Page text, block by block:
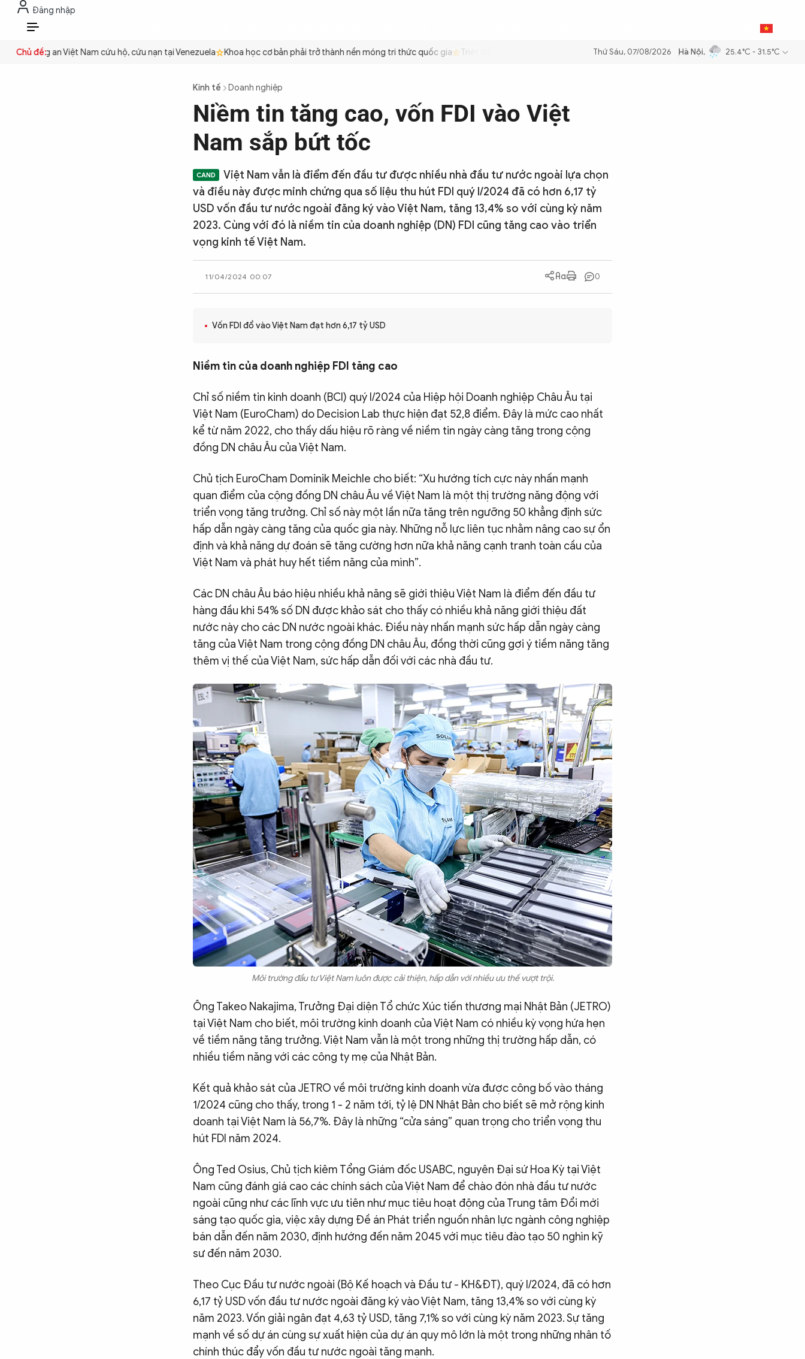
Đăng nhập
VI
Chủ đề:
Công an Việt Nam cứu hộ, cứu nạn tại Venezuela Khoa học cơ bản phải trở thành nền móng tri thức quốc gia Triệt để tiết kiệm xăng dầu để đảm bảo an ninh năng lượng quốc gia Thực hiện Nghị
Thứ Sáu, 07/08/2026 Hà Nội, 25.4°C - 31.5°C
Kinh tế Doanh nghiệp
Niềm tin tăng cao, vốn FDI vào Việt
Nam sắp bứt tốc
Việt Nam vẫn là điểm đến đầu tư được nhiều nhà đầu tư nước ngoài lựa chọn
và điều này được minh chứng qua số liệu thu hút FDI quý I/2024 đã có hơn 6,17 tỷ
USD vốn đầu tư nước ngoài đăng ký vào Việt Nam, tăng 13,4% so với cùng kỳ năm
2023. Cùng với đó là niềm tin của doanh nghiệp (DN) FDI cũng tăng cao vào triển
vọng kinh tế Việt Nam.
11/04/2024 00:07 0
Vốn FDI đổ vào Việt Nam đạt hơn 6,17 tỷ USD
Niềm tin của doanh nghiệp FDI tăng cao
Chỉ số niềm tin kinh doanh (BCI) quý I/2024 của Hiệp hội Doanh nghiệp Châu Âu tại
Việt Nam (EuroCham) do Decision Lab thực hiện đạt 52,8 điểm. Đây là mức cao nhất
kể từ năm 2022, cho thấy dấu hiệu rõ ràng về niềm tin ngày càng tăng trong cộng
đồng DN châu Âu của Việt Nam.
Chủ tịch EuroCham Dominik Meichle cho biết: “Xu hướng tích cực này nhấn mạnh
quan điểm của cộng đồng DN châu Âu về Việt Nam là một thị trường năng động với
triển vọng tăng trưởng. Chỉ số này một lần nữa tăng trên ngưỡng 50 khẳng định sức
hấp dẫn ngày càng tăng của quốc gia này. Những nỗ lực liên tục nhằm nâng cao sự ổn
định và khả năng dự đoán sẽ tăng cường hơn nữa khả năng cạnh tranh toàn cầu của
Việt Nam và phát huy hết tiềm năng của mình”.
Các DN châu Âu báo hiệu nhiều khả năng sẽ giới thiệu Việt Nam là điểm đến đầu tư
hàng đầu khi 54% số DN được khảo sát cho thấy có nhiều khả năng giới thiệu đất
nước này cho các DN nước ngoài khác. Điều này nhấn mạnh sức hấp dẫn ngày càng
tăng của Việt Nam trong cộng đồng DN châu Âu, đồng thời cũng gợi ý tiềm năng tăng
thêm vị thế của Việt Nam, sức hấp dẫn đối với các nhà đầu tư.
Môi trường đầu tư Việt Nam luôn được cải thiện, hấp dẫn với nhiều ưu thế vượt trội.
Ông Takeo Nakajima, Trưởng Đại diện Tổ chức Xúc tiến thương mại Nhật Bản (JETRO)
tại Việt Nam cho biết, môi trường kinh doanh của Việt Nam có nhiều kỳ vọng hứa hẹn
về tiềm năng tăng trưởng. Việt Nam vẫn là một trong những thị trường hấp dẫn, có
nhiều tiềm năng với các công ty mẹ của Nhật Bản.
Kết quả khảo sát của JETRO về môi trường kinh doanh vừa được công bố vào tháng
1/2024 cũng cho thấy, trong 1 - 2 năm tới, tỷ lệ DN Nhật Bản cho biết sẽ mở rộng kinh
doanh tại Việt Nam là 56,7%. Đây là những “cửa sáng” quan trọng cho triển vọng thu
hút FDI năm 2024.
Ông Ted Osius, Chủ tịch kiêm Tổng Giám đốc USABC, nguyên Đại sứ Hoa Kỳ tại Việt
Nam cũng đánh giá cao các chính sách của Việt Nam để chào đón nhà đầu tư nước
ngoài cũng như các lĩnh vực ưu tiên như mục tiêu hoạt động của Trung tâm Đổi mới
sáng tạo quốc gia, việc xây dựng Đề án Phát triển nguồn nhân lực ngành công nghiệp
bán dẫn đến năm 2030, định hướng đến năm 2045 với mục tiêu đào tạo 50 nghìn kỹ
sư đến năm 2030.
Theo Cục Đầu tư nước ngoài (Bộ Kế hoạch và Đầu tư - KH&ĐT), quý I/2024, đã có hơn
6,17 tỷ USD vốn đầu tư nước ngoài đăng ký vào Việt Nam, tăng 13,4% so với cùng kỳ
năm 2023. Vốn giải ngân đạt 4,63 tỷ USD, tăng 7,1% so với cùng kỳ năm 2023. Sự tăng
mạnh về số dự án cùng sự xuất hiện của dự án quy mô lớn là một trong những nhân tố
chính thúc đẩy vốn đầu tư nước ngoài tăng mạnh.